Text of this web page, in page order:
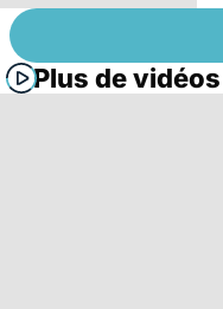
Plus de vidéos